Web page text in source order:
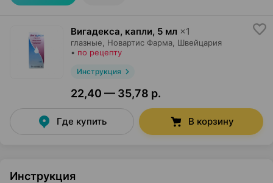
Вигадекса, капли, 5 мл ×1
глазные, Новартис Фарма , Швейцария
• по рецепту
Инструкция
22,40 — 35,78 р.
Где купить В корзину
Инструкция